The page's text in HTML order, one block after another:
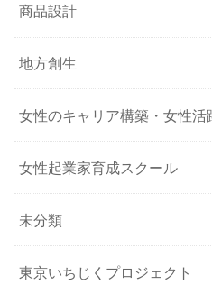
商品設計
地方創生
女性のキャリア構築・女性活
女性起業家育成スクール
未分類
東京いちじくプロジェクト